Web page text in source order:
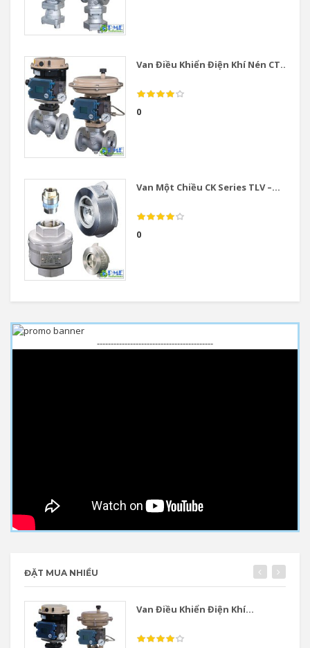
Van Điều Khiển Điện Khí Nén CT...
0
Van Một Chiều CK Series TLV –...
0
------------------------------------------
ĐẶT MUA NHIỀU
Van Điều Khiển Điện Khí...